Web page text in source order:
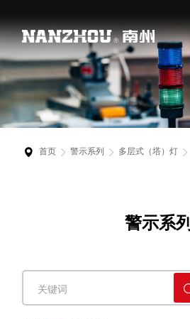
首页 警示系列 多层式（塔）灯
警示系列